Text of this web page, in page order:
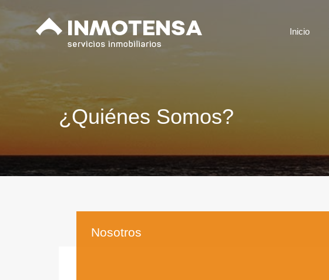
Inicio
Inicio
¿Quiénes Somos?
Nosotros